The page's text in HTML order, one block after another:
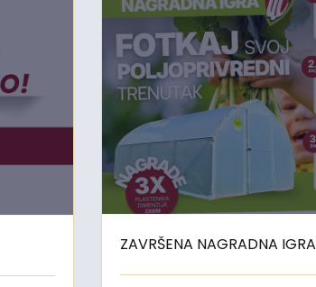
ZAVRŠENA NAGRADNA IGRA